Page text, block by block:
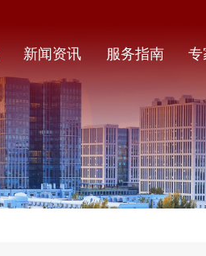
新闻资讯 服务指南 专